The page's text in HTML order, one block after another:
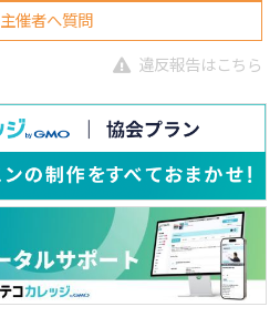
主催者へ質問
違反報告はこちら